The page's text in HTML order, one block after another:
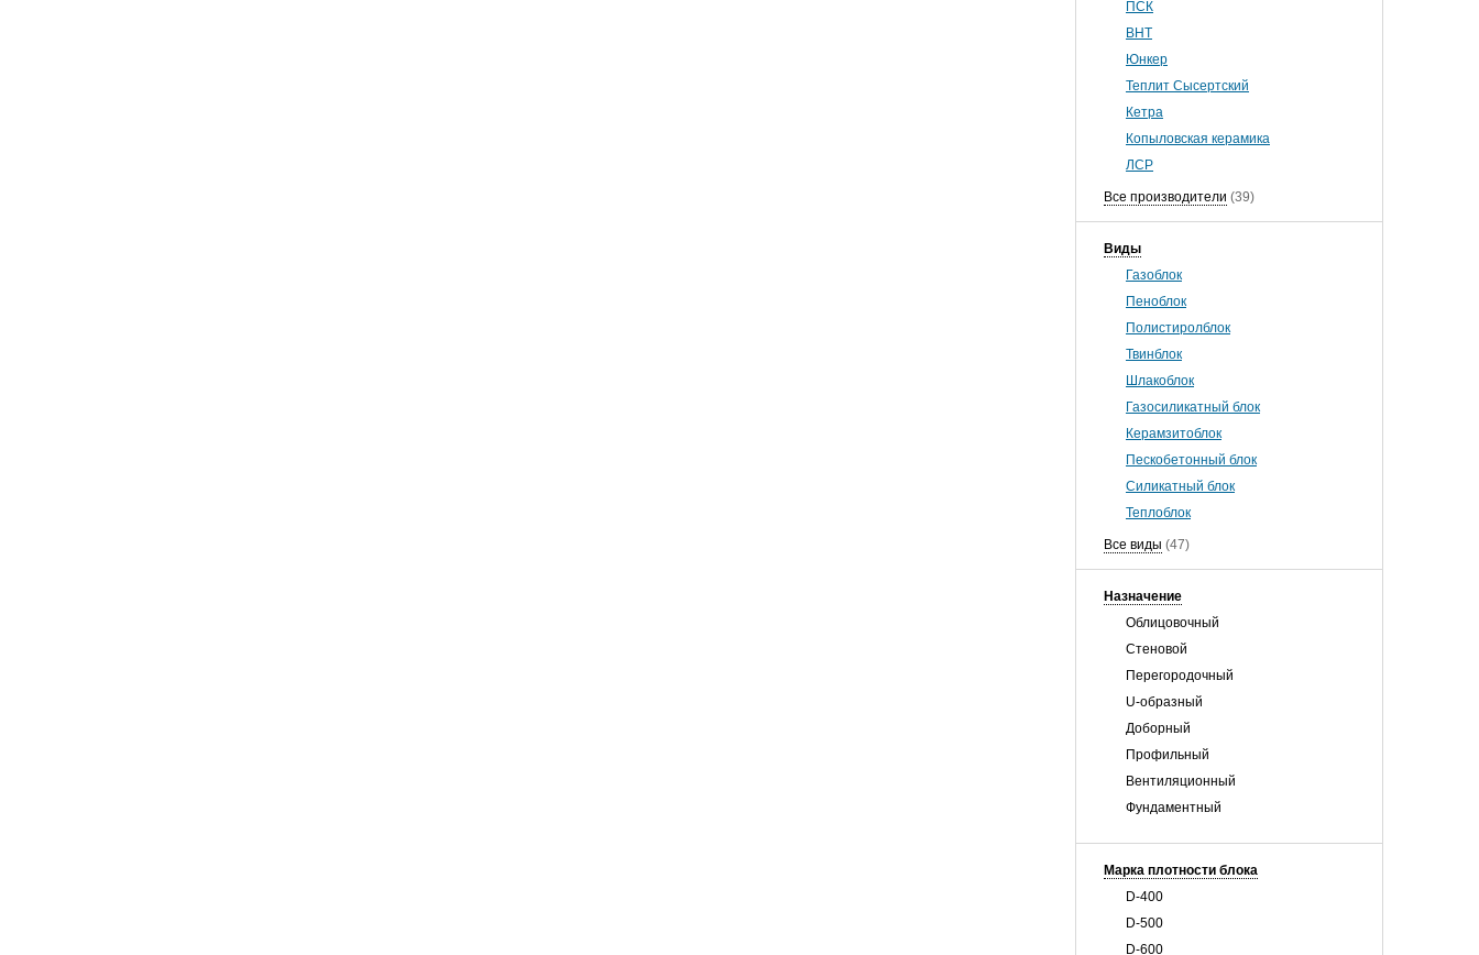
ПСК
ВНТ
Юнкер
Теплит Сысертский
Кетра
Копыловская керамика
ЛСР
Все производители (39)
Виды
Газоблок
Пеноблок
Полистиролблок
Твинблок
Шлакоблок
Газосиликатный блок
Керамзитоблок
Пескобетонный блок
Силикатный блок
Теплоблок
Все виды (47)
Назначение
Облицовочный
Стеновой
Перегородочный
U-образный
Доборный
Профильный
Вентиляционный
Фундаментный
Марка плотности блока
D-400
D-500
D-600